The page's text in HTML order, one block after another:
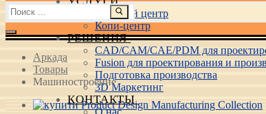
Учебный центр
Копи-центр
РЕШЕНИЯ
CAD/CAM/CAE/PDM для
Fusion для проектирования и
Подготовка производства
3D Маркетинг
КОНТАКТЫ
О нас
Найти:
Аркада
Товары
Машиностроение